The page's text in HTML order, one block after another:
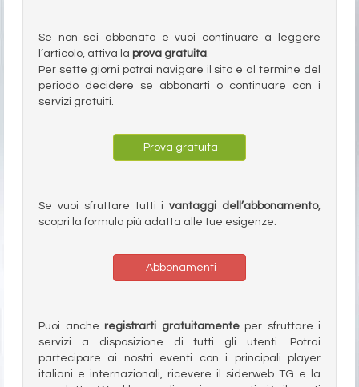
Se non sei abbonato e vuoi continuare a leggere
l’articolo, attiva la prova gratuita.
Per sette giorni potrai navigare il sito e al termine del
periodo decidere se abbonarti o continuare con i
servizi gratuiti.
Prova gratuita
Se vuoi sfruttare tutti ivantaggi dell’abbonamento,
scopri la formula più adatta alle tue esigenze.
Abbonamenti
Puoi anche registrarti gratuitamenteper sfruttare i
servizi a disposizione di tutti gli utenti. Potrai
partecipare ai nostri eventi con i principali player
italiani e internazionali, ricevere il siderweb TG e la